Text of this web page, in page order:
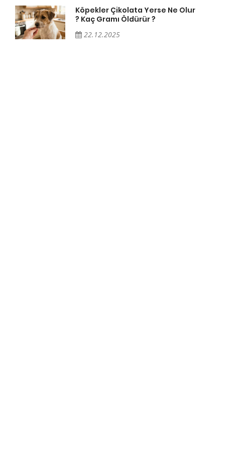
Köpekler Çikolata Yerse Ne Olur
? Kaç Gramı Öldürür ?
22.12.2025